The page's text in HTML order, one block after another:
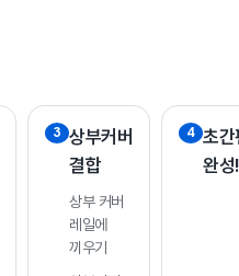
상부커버
결합
상부 커버
레일에
끼우기
초간
완성!